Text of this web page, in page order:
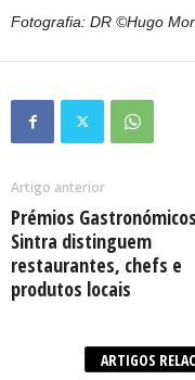
Fotografia: DR ©Hugo
Artigo anterior
Prémios
Sintra distinguem
restaurantes, chefs e
produtos locais
ARTIGOS